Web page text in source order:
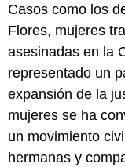
Casos como los
Flores, mujeres
asesinadas en la
representado un
expansión de la
mujeres se ha
un movimiento
hermanas y